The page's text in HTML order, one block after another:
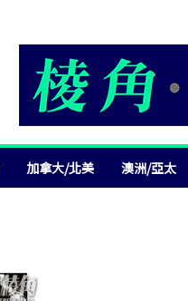
加拿大/北美 澳洲/亞太